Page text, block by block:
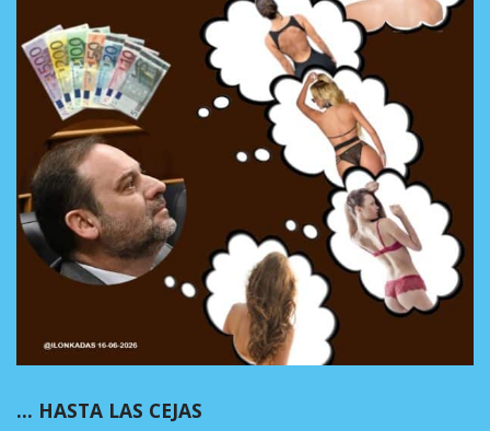
… HASTA LAS CEJAS